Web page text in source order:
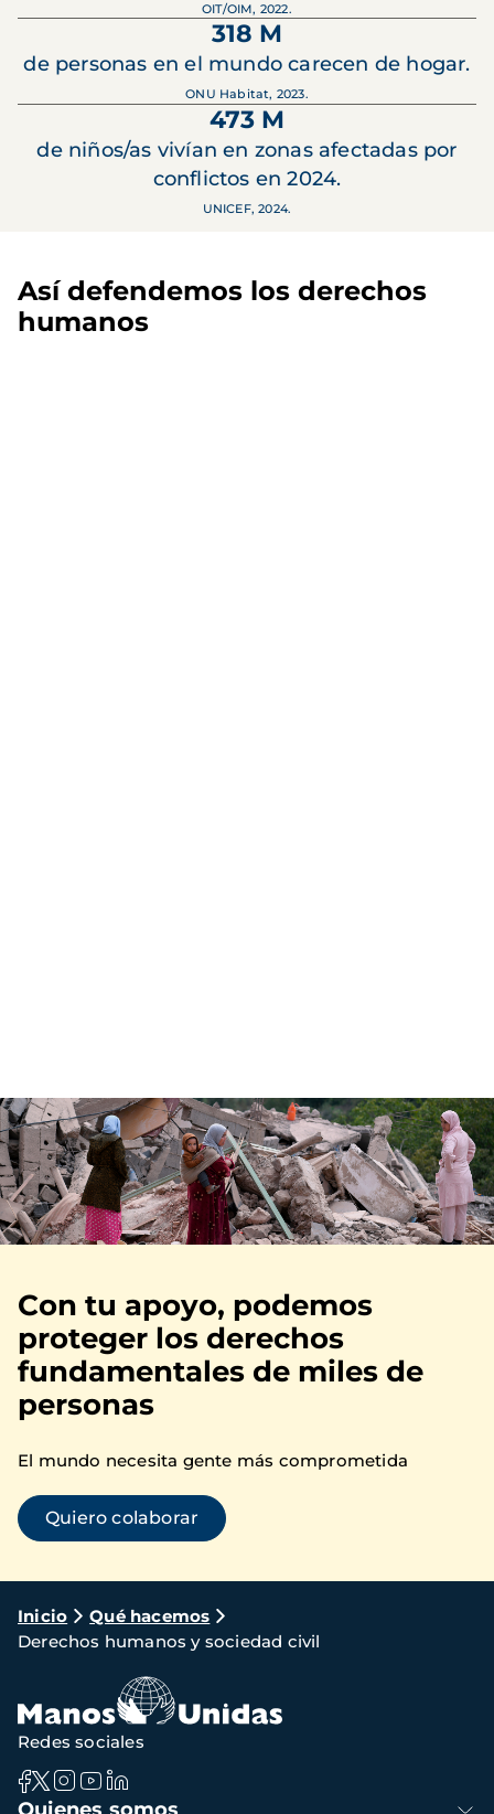
OIT/OIM, 2022.
318 M
de personas en el mundo carecen de hogar.
ONU Habitat, 2023.
473 M
de niños/as vivían en zonas afectadas por
conflictos en 2024.
UNICEF, 2024.
Así defendemos los derechos
humanos
Imagen
Con tu apoyo, podemos
proteger los derechos
fundamentales de miles de
personas
El mundo necesita gente más comprometida
Quiero colaborar
Ruta
de
navegación
Inicio
Qué hacemos
Derechos humanos y sociedad civil
Navegación
Redes sociales